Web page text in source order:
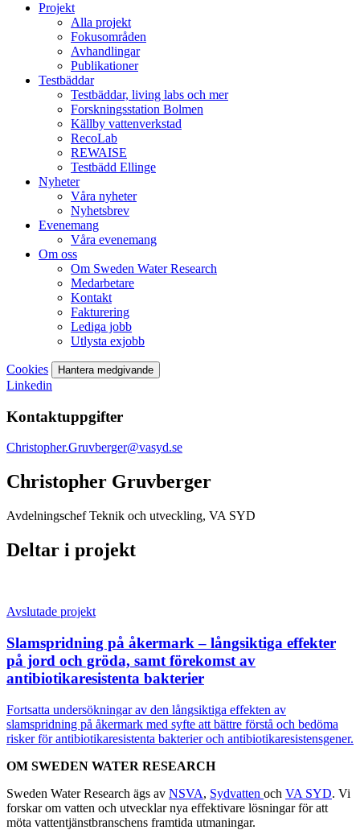
Projekt
Alla projekt
Fokusområden
Avhandlingar
Publikationer
Testbäddar
Testbäddar, living labs och mer
Forskningsstation Bolmen
Källby vattenverkstad
RecoLab
REWAISE
Testbädd Ellinge
Nyheter
Våra nyheter
Nyhetsbrev
Evenemang
Våra evenemang
Om oss
Om Sweden Water Research
Medarbetare
Kontakt
Fakturering
Lediga jobb
Utlysta exjobb
Cookies Hantera medgivande
Linkedin
Kontaktuppgifter
Christopher.Gruvberger@vasyd.se
Christopher Gruvberger
Avdelningschef Teknik och utveckling, VA SYD
Deltar i projekt
Avslutade projekt
Slamspridning på åkermark – långsiktiga effekter
på jord och gröda, samt förekomst av
antibiotikaresistenta bakterier
Fortsatta undersökningar av den långsiktiga effekten av
slamspridning på åkermark med syfte att bättre förstå och bedöma
risker för antibiotikaresistenta bakterier och antibiotikaresistensgener.
OM SWEDEN WATER RESEARCH
Sweden Water Research ägs av NSVA, Sydvatten och VA SYD. Vi
forskar om vatten och utvecklar nya effektivare lösningar för att
möta vattentjänstbranschens framtida utmaningar.